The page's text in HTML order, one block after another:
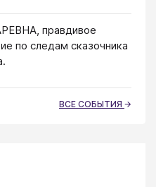
правдивое
по следам сказочника
ВСЕ СОБЫТИЯ